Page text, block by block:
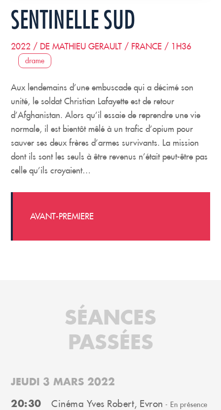
SENTINELLE SUD
2022 / DE MATHIEU GERAULT / FRANCE / 1H36
drame
Aux lendemains d’une embuscade qui a décimé son
unité, le soldat Christian Lafayette est de retour
d’Afghanistan. Alors qu’il essaie de reprendre une vie
normale, il est bientôt mêlé à un trafic d’opium pour
sauver ses deux frères d’armes survivants. La mission
dont ils sont les seuls à être revenus n’était peut-être pas
celle qu’ils croyaient…
AVANT-PREMIERE
SÉANCES
PASSÉES
JEUDI 3 MARS 2022
20:30 Cinéma Yves Robert, Evron - En présence